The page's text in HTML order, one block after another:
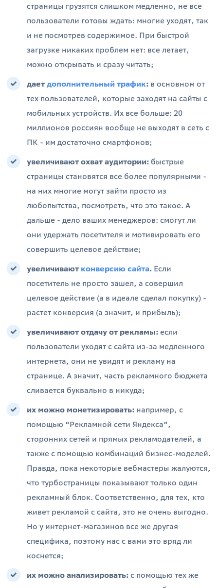
страницы грузятся слишком медленно, не все
пользователи готовы ждать: многие уходят, так
и не посмотрев содержимое. При быстрой
загрузке никаких проблем нет: все летает,
можно открывать и сразу читать;
дает дополнительный трафик: в основном от
тех пользователей, которые заходят на сайты с
мобильных устройств. Их все больше: 20
миллионов россиян вообще не выходят в сеть с
ПК - им достаточно смартфонов;
увеличивают охват аудитории: быстрые
страницы становятся все более популярными -
на них многие могут зайти просто из
любопытства, посмотреть, что это такое. А
дальше - дело ваших менеджеров: смогут ли
они удержать посетителя и мотивировать его
совершить целевое действие;
увеличивают конверсию сайта. Если
посетитель не просто зашел, а совершил
целевое действие (а в идеале сделал покупку) -
растет конверсия (а значит, и прибыль);
увеличивают отдачу от рекламы: если
пользователи уходят с сайта из-за медленного
интернета, они не увидят и рекламу на
странице. А значит, часть рекламного бюджета
сливается буквально в никуда;
их можно монетизировать: например, с
помощью “Рекламной сети Яндекса”,
сторонних сетей и прямых рекламодателей, а
также с помощью комбинаций бизнес-моделей.
Правда, пока некоторые вебмастеры жалуются,
что турбостраницы показывают только один
рекламный блок. Соответственно, для тех, кто
живет рекламой с сайта, это не очень выгодно.
Но у интернет-магазинов все же другая
специфика, поэтому нас с вами это вряд ли
коснется;
их можно анализировать: с помощью тех же